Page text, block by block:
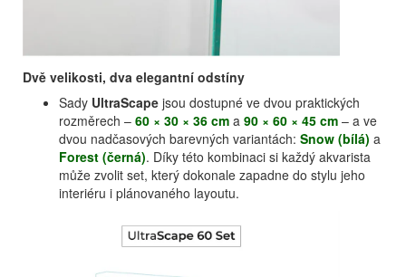
Dvě velikosti, dva elegantní odstíny
Sady UltraScape jsou dostupné ve dvou praktických
rozměrech – 60 × 30 × 36 cm a 90 × 60 × 45 cm – a ve
dvou nadčasových barevných variantách: Snow (bílá) a
Forest (černá). Díky této kombinaci si každý akvarista
může zvolit set, který dokonale zapadne do stylu jeho
interiéru i plánovaného layoutu.